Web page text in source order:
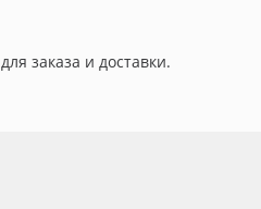
заказа и доставки.